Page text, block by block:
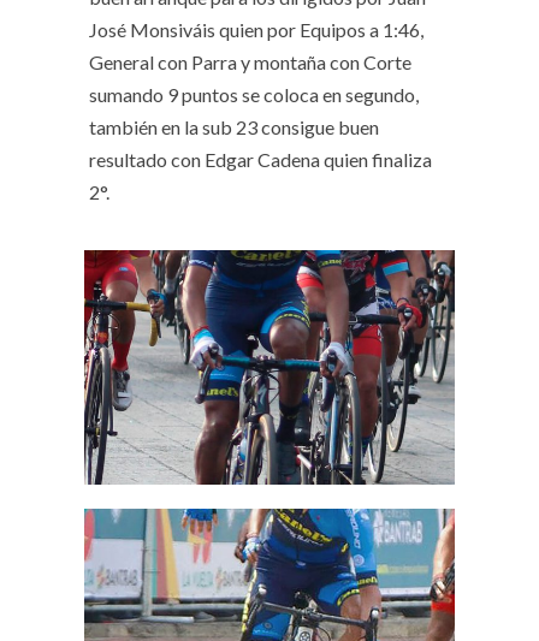
José Monsiváis quien por Equipos a 1:46,
General con Parra y montaña con Corte
sumando 9 puntos se coloca en segundo,
también en la sub 23 consigue buen
resultado con Edgar Cadena quien finaliza
2°.